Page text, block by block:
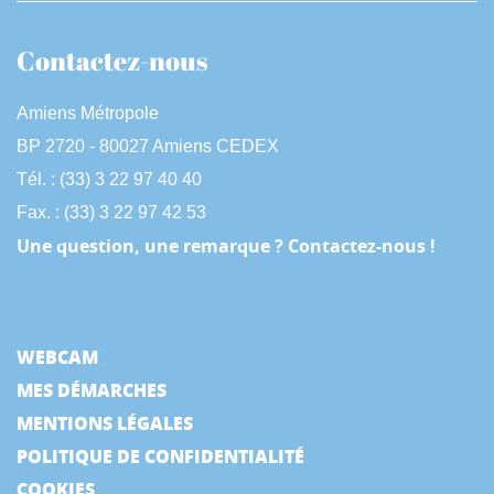
Contactez-nous
Amiens Métropole
BP 2720 - 80027 Amiens CEDEX
Tél. : (33) 3 22 97 40 40
Fax. : (33) 3 22 97 42 53
Une question, une remarque ? Contactez-nous !
WEBCAM
MES DÉMARCHES
MENTIONS LÉGALES
POLITIQUE DE CONFIDENTIALITÉ
COOKIES